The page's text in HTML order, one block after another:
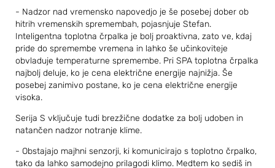
- Nadzor nad vremensko napovedjo je še posebej dober ob
hitrih vremenskih spremembah, pojasnjuje Stefan.
Inteligentna toplotna črpalka je bolj proaktivna, zato ve, kdaj
pride do spremembe vremena in lahko še učinkoviteje
obvladuje temperaturne spremembe. Pri SPA toplotna črpalka
najbolj deluje, ko je cena električne energije najnižja. Še
posebej zanimivo postane, ko je cena električne energije
visoka.
Serija S vključuje tudi brezžične dodatke za bolj udoben in
natančen nadzor notranje klime.
- Obstajajo majhni senzorji, ki komunicirajo s toplotno črpalko,
tako da lahko samodejno prilagodi klimo. Medtem ko sediš in